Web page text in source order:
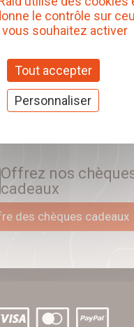
des newsletters soit mesurée,
qui m'intéressent et d'améliorer les
modifiable à tout moment et reste
Offrez nos
cadeaux
des chèques cadeaux
le contrôle sur
vous souhaitez activer
Tout accepter
Personnaliser